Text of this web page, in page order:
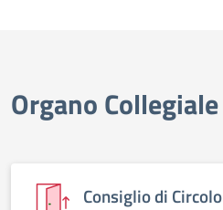
Organo Collegiale
Consiglio di Circolo